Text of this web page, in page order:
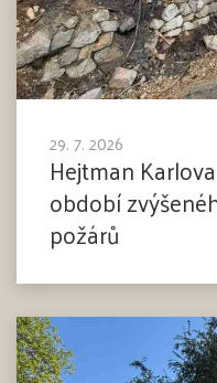
29. 7. 2026
Hejtman
období
požárů